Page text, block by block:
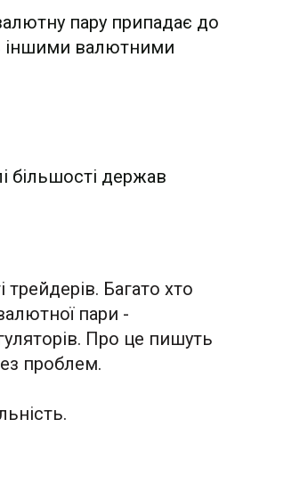
пару припадає до
іншими валютними
більшості держав
Багато хто
пари -
Про це пишуть
проблем.